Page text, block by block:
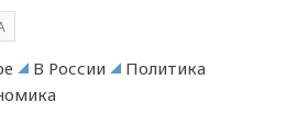
В России
Политика